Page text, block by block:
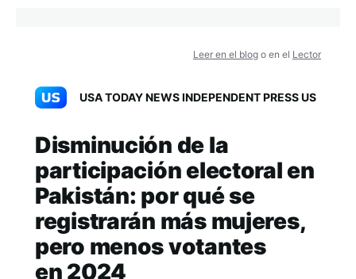
Leer en el blog o en el Lector
USA TODAY NEWS INDEPENDENT PRESS US
Disminución de la
participación electoral en
Pakistán: por qué se
registrarán más mujeres,
pero menos votantes
en 2024